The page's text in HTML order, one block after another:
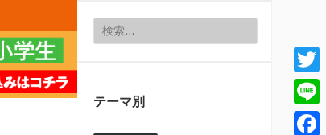
検索:
テーマ別
Line